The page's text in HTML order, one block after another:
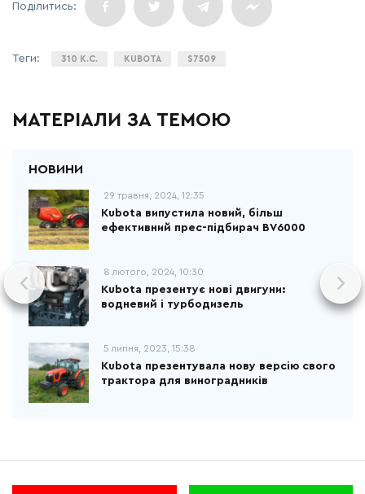
310 К.С. KUBOTA S7509
МАТЕРІАЛИ ЗА ТЕМОЮ
29 травня, 2024, 12:35
Kubota випустила новий, більш
ефективний прес-підбирач BV6000
8 лютого, 2024, 10:30
Kubota презентує нові двигуни:
водневий і турбодизель
5 липня, 2023, 15:38
Kubota презентувала нову версію свого
трактора для виноградників